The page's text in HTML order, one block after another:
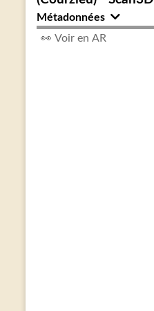
Métadonnées
👀 Voir en AR